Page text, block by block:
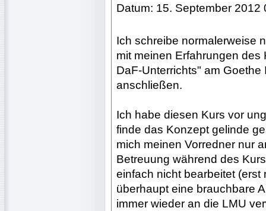
Datum: 15. September 2012
Ich schreibe normalerweise
mit meinen Erfahrungen
DaF-Unterrichts" am
anschließen.
Ich habe diesen Kurs vor
finde das Konzept gelinde
mich meinen Vorredner nur
Betreuung während des
einfach nicht bearbeitet
überhaupt eine brauchbare
immer wieder an die LMU